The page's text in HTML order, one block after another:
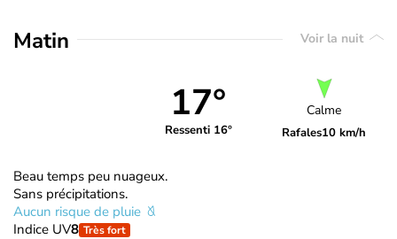
Matin Voir la nuit
17°
Ressenti 16°
Calme
Rafales10 km/h
Beau temps peu nuageux.
Sans précipitations.
Aucun risque de pluie
Indice UV8 Très fort